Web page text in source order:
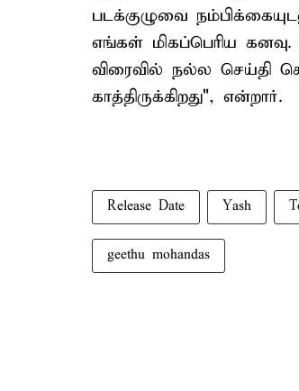
படக்குழுவை
எங்கள் மிகப்பெரிய
விரைவில் நல்ல செய்தி
காத்திருக்கிறது", என்றார்.
Release Date Yash
geethu mohandas